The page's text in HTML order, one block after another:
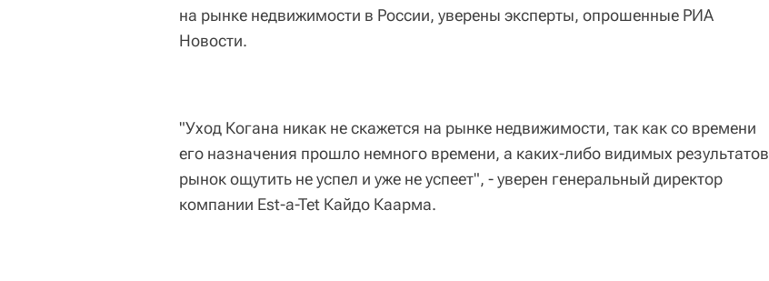
на рынке недвижимости в России, уверены эксперты, опрошенные РИА
Новости.
"Уход Когана никак не скажется на рынке недвижимости, так как со времени
его назначения прошло немного времени, а каких-либо видимых результатов
рынок ощутить не успел и уже не успеет", - уверен генеральный директор
компании Est-a-Tet Кайдо Каарма.